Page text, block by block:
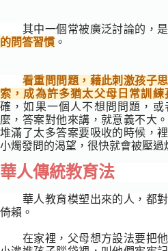
其中一個常被廣泛討論的，是
的問答習慣 。
看重問問題，藉此刺激孩子
索，成為許多猶太父母日常訓練
確，如果一個人不想問問題，或
麼，答案對他來講，就意義不大
堆滿了太多答案要吸收的時候，
小燭發問的渴望，很快就會被壓過
華人傳統教育法
華人教育模塑出來的人，都
倚賴。
在家裡，父母想方設法要把